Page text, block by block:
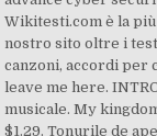
Wikitesti.com è la
nostro sito oltre i
canzoni, accordi per
leave me here.
musicale. My
$1.29. Tonurile de